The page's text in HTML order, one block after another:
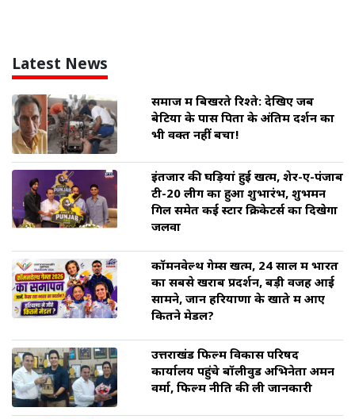
Latest News
समाज में बिखरते रिश्ते: देखिए जब
बेटियों के पास पिता के अंतिम दर्शन का
भी वक्त नहीं बचा!
इंतजार की घड़ियां हुई खत्म, शेर-ए-पंजाब
टी-20 लीग का हुआ शुभारंभ, शुभमन
गिल समेत कई स्टार क्रिकेटर्स का दिखेगा
जलवा
कॉमनवेल्थ गेम्स खत्म, 24 साल में भारत
का सबसे खराब प्रदर्शन, बड़ी वजह आई
सामने, जानें हरियाणा के खाते में आए
कितने मेडल?
उत्तराखंड फिल्म विकास परिषद
कार्यालय पहुंचे बॉलीवुड अभिनेता अमन
वर्मा, फिल्म नीति की ली जानकारी